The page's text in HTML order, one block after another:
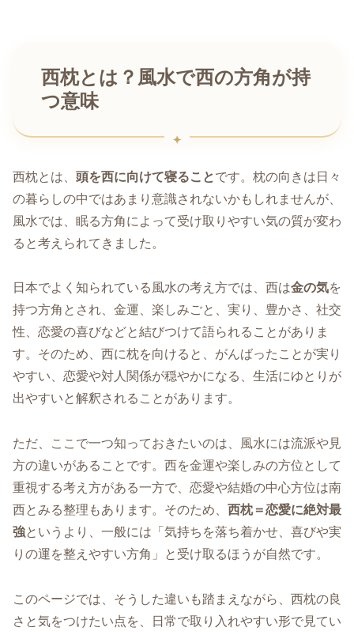
西枕とは？風水で西の方角が持
つ意味
西枕とは、 頭を西に向けて寝ることです。枕の向きは日々
の暮らしの中ではあまり意識されないかもしれませんが、
風水では、眠る方角によって受け取りやすい気の質が変わ
ると考えられてきました。
日本でよく知られている風水の考え方では、西は金の気を
持つ方角とされ、金運、楽しみごと、実り、豊かさ、社交
性、恋愛の喜びなどと結びつけて語られることがありま
す。そのため、西に枕を向けると、がんばったことが実り
やすい、恋愛や対人関係が穏やかになる、生活にゆとりが
出やすいと解釈されることがあります。
ただ、ここで一つ知っておきたいのは、風水には流派や見
方の違いがあることです。西を金運や楽しみの方位として
重視する考え方がある一方で、恋愛や結婚の中心方位は南
西とみる整理もあります。そのため、 西枕＝恋愛に絶対最
強というより、一般には「気持ちを落ち着かせ、喜びや実
りの運を整えやすい方角」と受け取るほうが自然です。
このページでは、そうした違いも踏まえながら、西枕の良
さと気をつけたい点を、日常で取り入れやすい形で見てい